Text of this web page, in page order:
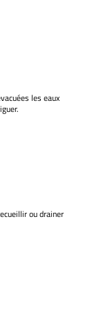
les eaux
ou drainer